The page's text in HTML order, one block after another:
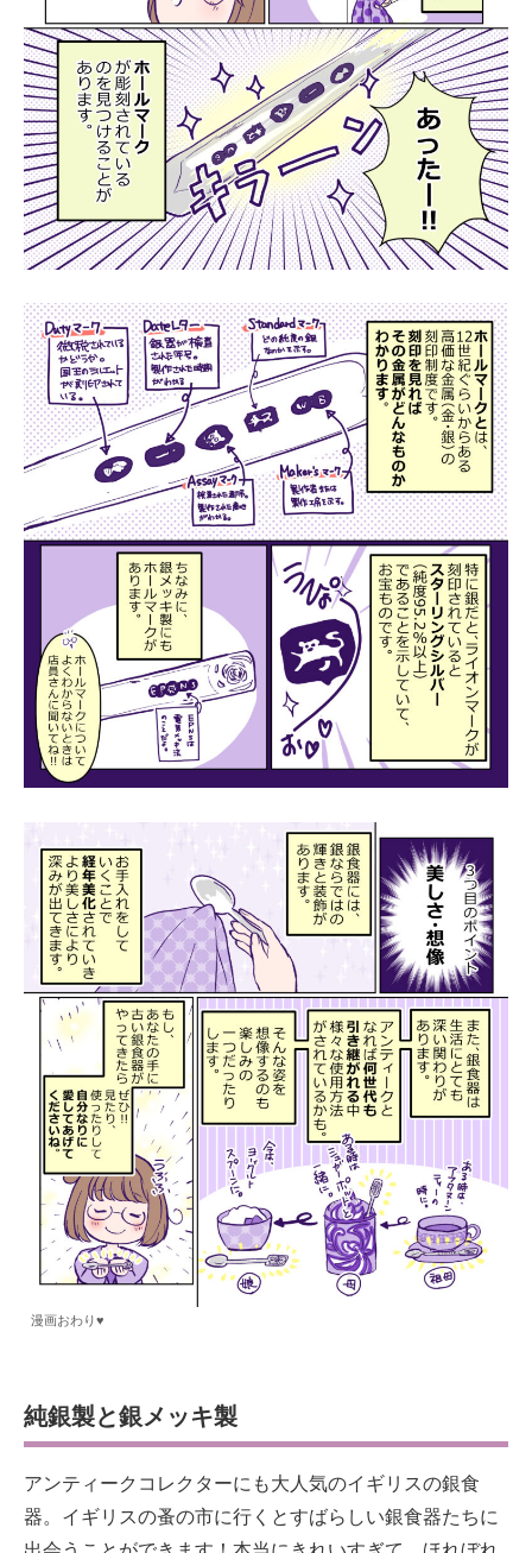
漫画おわり♥
純銀製と銀メッキ製
アンティークコレクターにも大人気のイギリスの銀食
器。イギリスの蚤の市に行くとすばらしい銀食器たちに